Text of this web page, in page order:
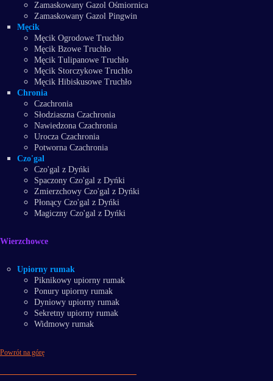
Zamaskowany Gazol Ośmiornica
Zamaskowany Gazol Pingwin
Męcik
Męcik Ogrodowe Truchło
Męcik Bzowe Truchło
Męcik Tulipanowe Truchło
Męcik Storczykowe Truchło
Męcik Hibiskusowe Truchło
Chronia
Czachronia
Słodziaszna Czachronia
Nawiedzona Czachronia
Urocza Czachronia
Potworna Czachronia
Czo'gal
Czo'gal z Dyńki
Spaczony Czo'gal z Dyńki
Zmierzchowy Czo'gal z Dyńki
Płonący Czo'gal z Dyńki
Magiczny Czo'gal z Dyńki
Wierzchowce
Upiorny rumak
Piknikowy upiorny rumak
Ponury upiorny rumak
Dyniowy upiorny rumak
Sekretny upiorny rumak
Widmowy rumak
Powrót na górę